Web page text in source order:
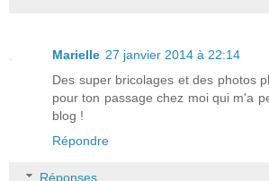
Marielle 27 janvier 2014 à 22:14
Des super bricolages et des photos
pour ton passage chez moi qui m'a
blog !
Répondre
Réponses